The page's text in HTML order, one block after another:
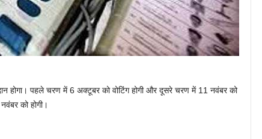
होगा। पहले चरण में 6 अक्टूबर को वोटिंग होगी और दूसरे चरण में 11 नवंबर को
को होगी।